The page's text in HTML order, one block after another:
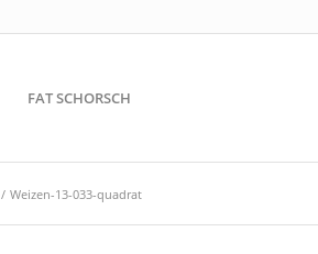
FAT SCHORSCH
/ Weizen-13-033-quadrat